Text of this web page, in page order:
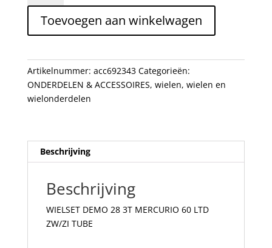
28
MERCURIO
LTD
ZW/ZI
TUBE
aantal
Toevoegen aan winkelwagen
Artikelnummer: acc692343 Categorieën:
ONDERDELEN & ACCESSOIRES, wielen, wielen en
wielonderdelen
Beschrijving
Beschrijving
WIELSET DEMO 28 3T MERCURIO 60 LTD
ZW/ZI TUBE